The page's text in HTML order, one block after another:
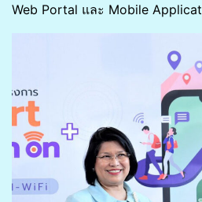
Web Portal และ Mobile